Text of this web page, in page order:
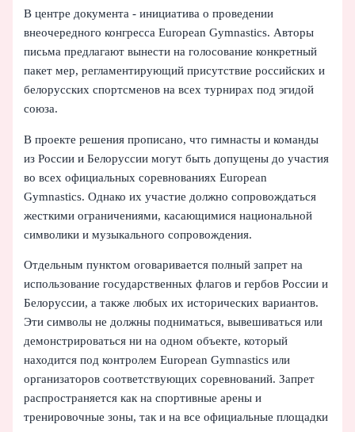
В центре документа - инициатива о проведении
внеочередного конгресса European Gymnastics. Авторы
письма предлагают вынести на голосование конкретный
пакет мер, регламентирующий присутствие российских и
белорусских спортсменов на всех турнирах под эгидой
союза.
В проекте решения прописано, что гимнасты и команды
из России и Белоруссии могут быть допущены до участия
во всех официальных соревнованиях European
Gymnastics. Однако их участие должно сопровождаться
жесткими ограничениями, касающимися национальной
символики и музыкального сопровождения.
Отдельным пунктом оговаривается полный запрет на
использование государственных флагов и гербов России и
Белоруссии, а также любых их исторических вариантов.
Эти символы не должны подниматься, вывешиваться или
демонстрироваться ни на одном объекте, который
находится под контролем European Gymnastics или
организаторов соответствующих соревнований. Запрет
распространяется как на спортивные арены и
тренировочные зоны, так и на все официальные площадки